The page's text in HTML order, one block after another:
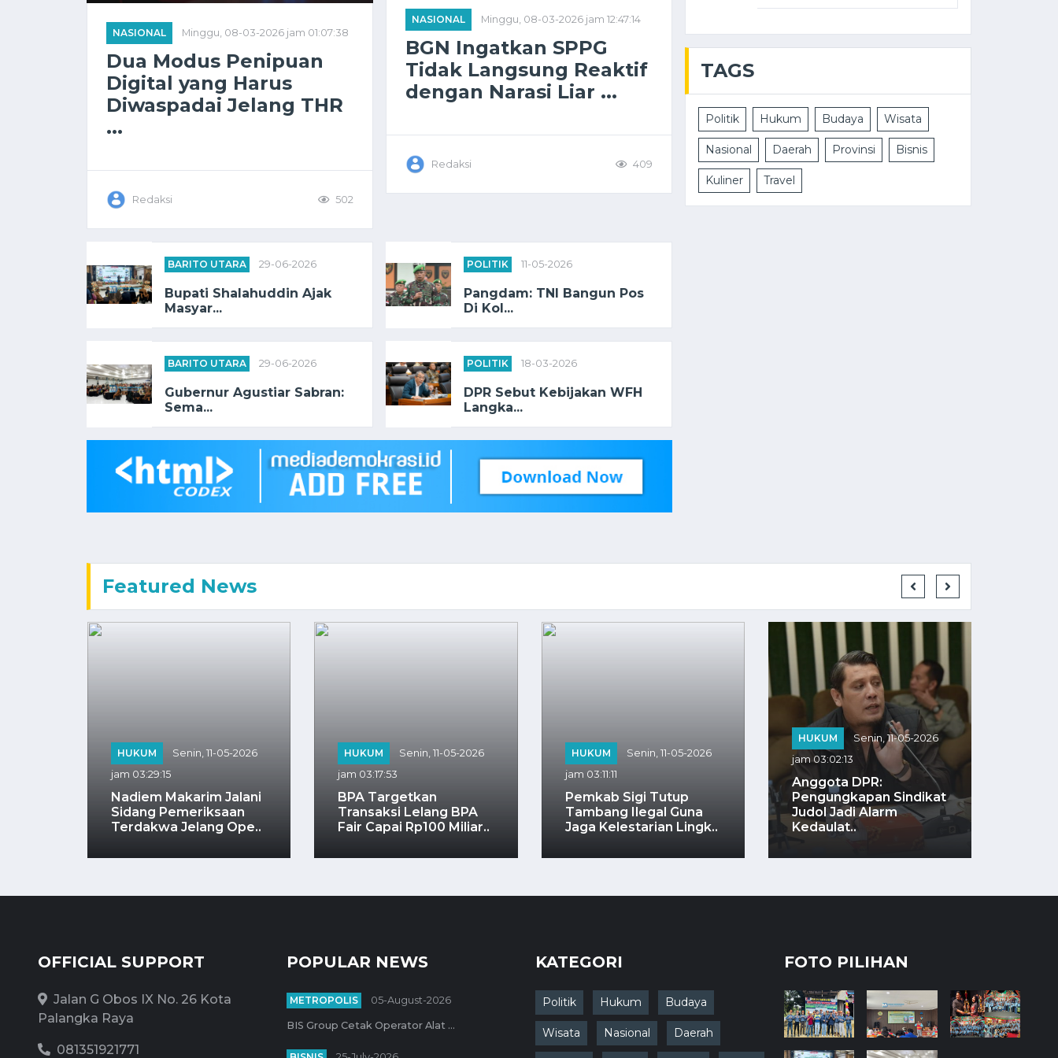
NASIONAL Minggu, 08-03-2026 jam 01:07:38
Dua Modus Penipuan
Digital yang Harus
Diwaspadai Jelang THR
...
Redaksi 502
NASIONAL Minggu, 08-03-2026 jam 12:47:14
BGN Ingatkan SPPG
Tidak Langsung Reaktif
dengan Narasi Liar ...
Redaksi 409
BARITO UTARA 29-06-2026
Bupati Shalahuddin Ajak
Masyar...
BARITO UTARA 29-06-2026
Gubernur Agustiar Sabran:
Sema...
POLITIK 11-05-2026
Pangdam: TNI Bangun Pos
Di Kol...
POLITIK 18-03-2026
DPR Sebut Kebijakan WFH
Langka...
TAGS
Politik Hukum Budaya Wisata
Nasional Daerah Provinsi Bisnis
Kuliner Travel
Featured News
HUKUM
Senin, 11-05-2026
jam 03:29:15
Nadiem Makarim Jalani
Sidang Pemeriksaan
Terdakwa Jelang Ope..
HUKUM
Senin, 11-05-2026
jam 03:17:53
BPA Targetkan
Transaksi Lelang BPA
Fair Capai Rp100 Miliar..
HUKUM
Senin, 11-05-2026
jam 03:11:11
Pemkab Sigi Tutup
Tambang Ilegal Guna
Jaga Kelestarian Lingk..
HUKUM
Senin, 11-05-2026
jam 03:02:13
Anggota DPR:
Pengungkapan Sindikat
Judol Jadi Alarm
Kedaulat..
OFFICIAL SUPPORT
Jalan G Obos IX No. 26 Kota
Palangka Raya
081351921771
POPULAR NEWS
METROPOLIS 05-August-2026
BIS Group Cetak Operator Alat ...
KATEGORI
Politik Hukum Budaya
Wisata Nasional Daerah
FOTO PILIHAN